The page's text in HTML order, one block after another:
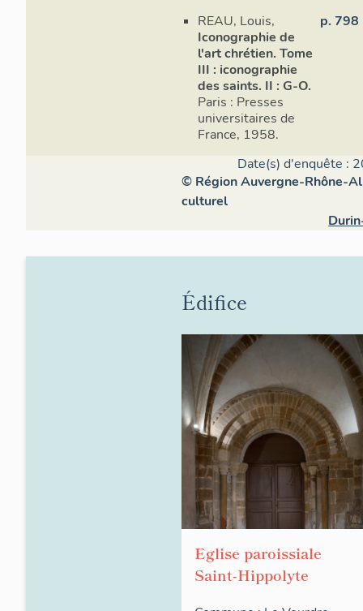
REAU, Louis,
Iconographie de
l'art chrétien. Tome
III : iconographie
des saints. II : G-O.
Paris : Presses
universitaires de
France, 1958.
p. 798
Date(s) d'enquête :
© Région Auvergne-Rhône-
culturel
Édifice
Eglise paroissiale
Saint-Hippolyte